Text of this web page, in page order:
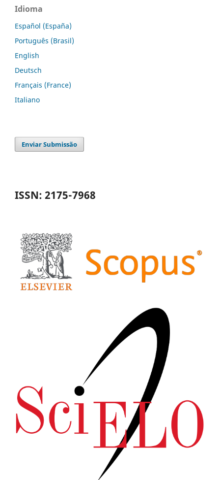
Idioma
Español (España)
Português (Brasil)
English
Deutsch
Français (France)
Italiano
Enviar Submissão
ISSN: 2175-7968